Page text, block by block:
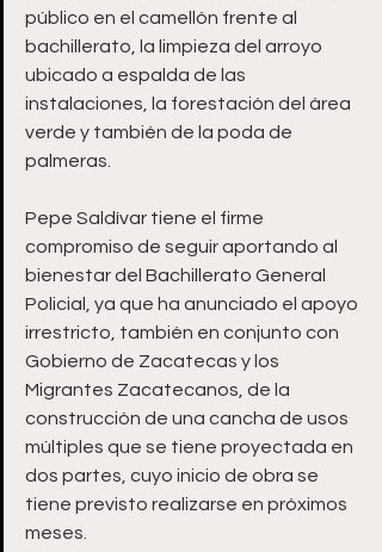
público en el camellón frente al
bachillerato, la limpieza del arroyo
ubicado a espalda de las
instalaciones, la forestación del área
verde y también de la poda de
palmeras.
Pepe Saldívar tiene el firme
compromiso de seguir aportando al
bienestar del Bachillerato General
Policial, ya que ha anunciado el apoyo
irrestricto, también en conjunto con
Gobierno de Zacatecas y los
Migrantes Zacatecanos, de la
construcción de una cancha de usos
múltiples que se tiene proyectada en
dos partes, cuyo inicio de obra se
tiene previsto realizarse en próximos
meses.